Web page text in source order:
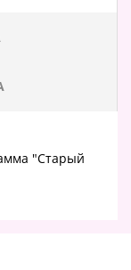
"Старый